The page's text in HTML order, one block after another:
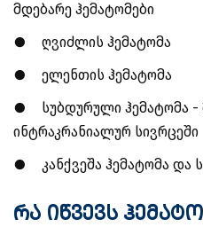
მდებარე ჰემატომები
●
ღვიძლის ჰემატომა
●
ელენთის ჰემატომა
●
სუბდურული ჰემატომა -
ინტრაკრანიალურ სივრცეში
●
კანქვეშა ჰემატომა და
რა იწვევს